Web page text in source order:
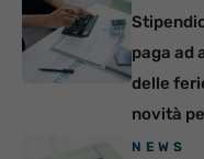
paga ad
delle
novità
NEWS